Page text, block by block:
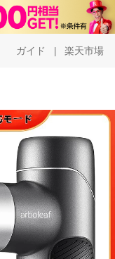
ガイド 楽天市場